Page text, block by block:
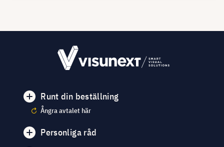
Runt din beställning
Ångra avtalet här
Personliga råd